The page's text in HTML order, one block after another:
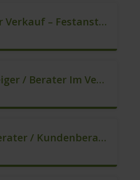
Mitarbeiter Verkauf – Festanstellung (m/w/d)
Quereinsteiger / Berater Im Vertrieb In VZ/TZ (m/w/d)
Verkaufsberater / Kundenberater – Ab Sofort (m/w/d)